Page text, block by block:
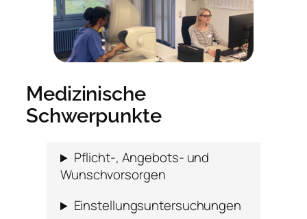
Medizinische
Schwerpunkte
Pflicht-, Angebots- und
Wunschvorsorgen
Einstellungsuntersuchungen